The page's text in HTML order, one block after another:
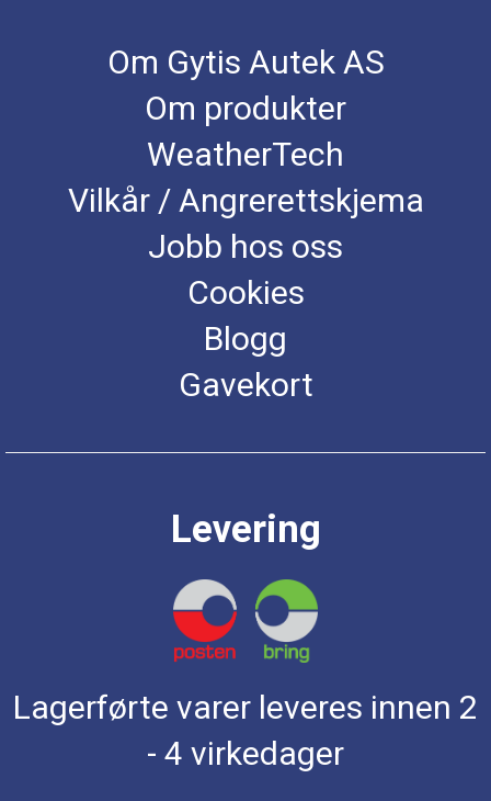
Om Gytis Autek AS
Om produkter
WeatherTech
Vilkår / Angrerettskjema
Jobb hos oss
Cookies
Blogg
Gavekort
Levering
Lagerførte varer leveres innen 2
- 4 virkedager